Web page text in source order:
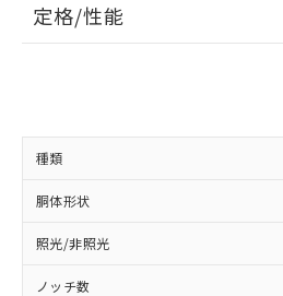
定格/性能
種類
胴体形状
照光/非照光
ノッチ数